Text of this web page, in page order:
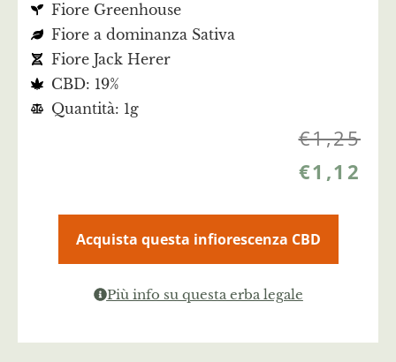
Fiore Greenhouse
Fiore a dominanza Sativa
Fiore Jack Herer
CBD: 19%
Quantità: 1g
€1,25
€1,12
Acquista questa infiorescenza CBD
Più info su questa erba legale